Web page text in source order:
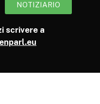
NOTIZIARIO
scrivere a